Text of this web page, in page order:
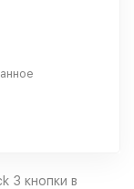
3 кнопки в